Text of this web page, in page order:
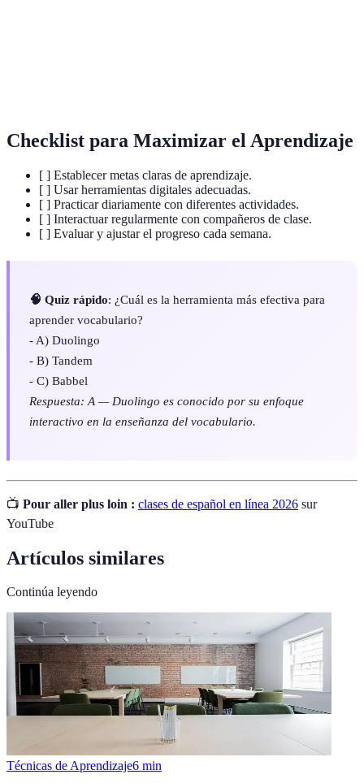
Checklist para Maximizar el Aprendizaje
[ ] Establecer metas claras de aprendizaje.
[ ] Usar herramientas digitales adecuadas.
[ ] Practicar diariamente con diferentes actividades.
[ ] Interactuar regularmente con compañeros de clase.
[ ] Evaluar y ajustar el progreso cada semana.
🧠 Quiz rápido: ¿Cuál es la herramienta más efectiva para
aprender vocabulario?
- A) Duolingo
- B) Tandem
- C) Babbel
Respuesta: A — Duolingo es conocido por su enfoque
interactivo en la enseñanza del vocabulario.
📺 Pour aller plus loin : clases de español en línea 2026 sur
YouTube
Artículos similares
Continúa leyendo
Técnicas de Aprendizaje6 min